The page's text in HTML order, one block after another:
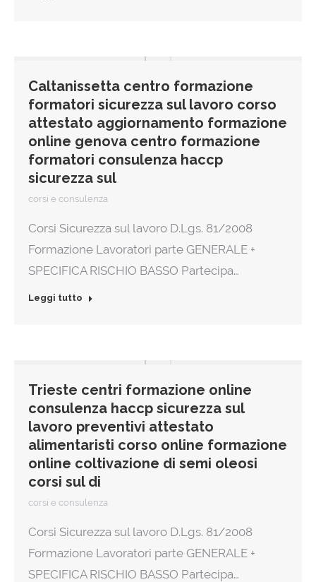
Caltanissetta centro formazione
formatori sicurezza sul lavoro corso
attestato aggiornamento formazione
online genova centro formazione
formatori consulenza haccp
sicurezza sul
corsi e consulenza
Corsi Sicurezza sul lavoro D.Lgs. 81/2008
Formazione Lavoratori parte GENERALE +
SPECIFICA RISCHIO BASSO Partecipa…
Leggi tutto
Trieste centri formazione online
consulenza haccp sicurezza sul
lavoro preventivi attestato
alimentaristi corso online formazione
online coltivazione di semi oleosi
corsi sul di
corsi e consulenza
Corsi Sicurezza sul lavoro D.Lgs. 81/2008
Formazione Lavoratori parte GENERALE +
SPECIFICA RISCHIO BASSO Partecipa…